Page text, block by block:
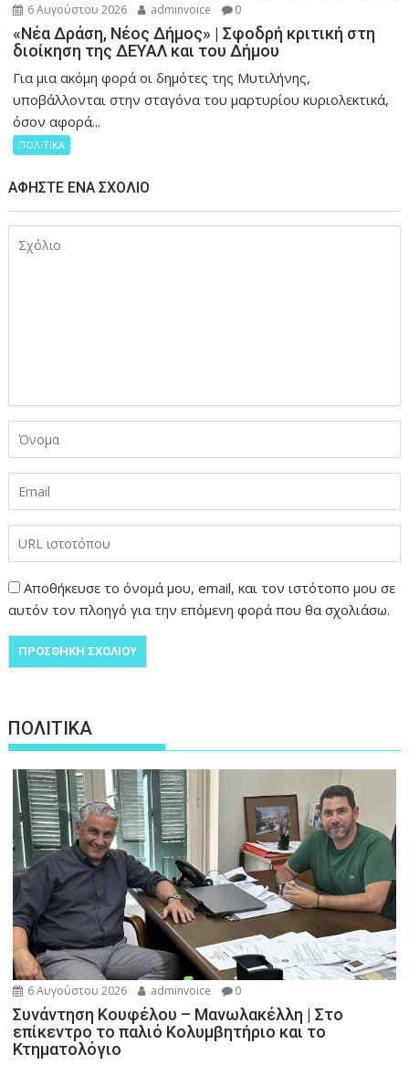
6 Αυγούστου 2026 adminvoice 0
«Νέα Δράση, Νέος Δήμος» | Σφοδρή κριτική στη
διοίκηση της ΔΕΥΑΛ και του Δήμου
Για μια ακόμη φορά οι δημότες της Μυτιλήνης,
υποβάλλονται στην σταγόνα του μαρτυρίου κυριολεκτικά,
όσον αφορά...
ΠΟΛΙΤΙΚΑ
ΑΦΉΣΤΕ ΈΝΑ ΣΧΌΛΙΟ
Αποθήκευσε το όνομά μου, email, και τον ιστότοπο μου σε
αυτόν τον πλοηγό για την επόμενη φορά που θα σχολιάσω.
ΠΟΛΙΤΙΚΑ
6 Αυγούστου 2026 adminvoice 0
Συνάντηση Κουφέλου – Μανωλακέλλη | Στο
επίκεντρο το παλιό Κολυμβητήριο και το
Κτηματολόγιο